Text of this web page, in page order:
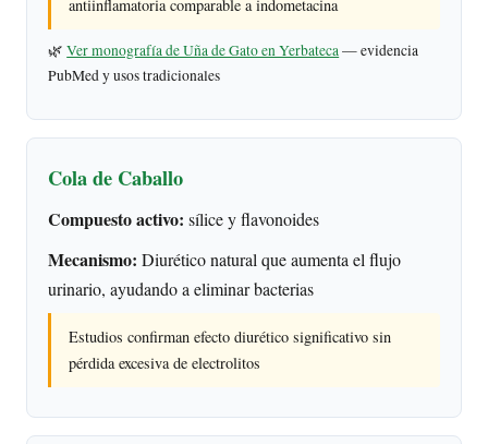
antiinflamatoria comparable a indometacina
🌿Ver monografía de Uña de Gato en Yerbateca— evidencia
PubMed y usos tradicionales
Cola de Caballo
Compuesto activo: sílice y flavonoides
Mecanismo: Diurético natural que aumenta el flujo
urinario, ayudando a eliminar bacterias
Estudios confirman efecto diurético significativo sin
pérdida excesiva de electrolitos